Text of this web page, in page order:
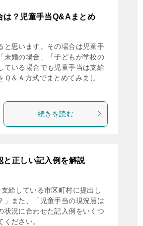
は？児童手当Q&Aまとめ
と思います。その場合は児童手
未婚の場合」「子どもが学校の
ている場合でも児童手当は支給
Ｑ＆Ａ方式でまとめてみまし
続きを読む
と正しい記入例を解説
給している市区町村に提出し
」また、「児童手当の現況届は
状況に合わせた記入例をいくつ
ださい。